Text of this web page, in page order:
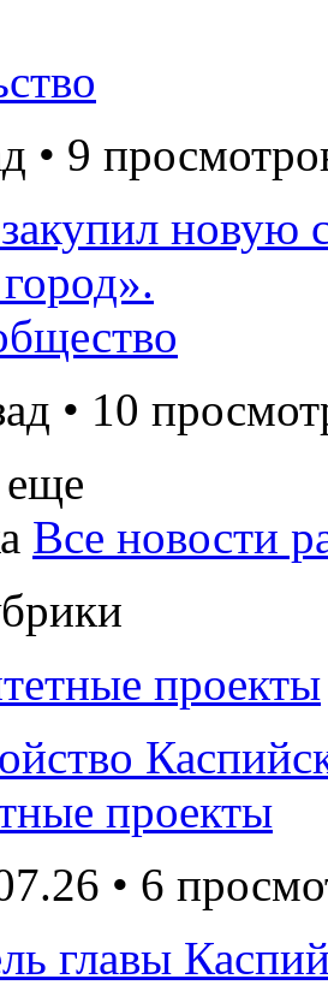
• 9
• 10
еще
Все новости
проекты
проекты
• 6
главы